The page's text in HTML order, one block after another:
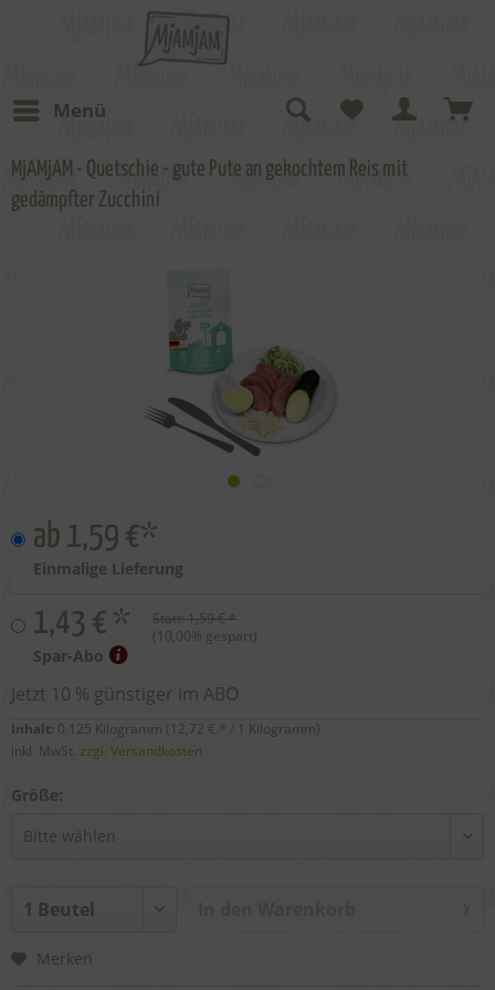
Menü
MjAMjAM - Quetschie - gute Pute an gekochtem Reis mit
gedämpfter Zucchini
ab 1,59 €*
Einmalige Lieferung
1,43 € * Statt:1,59 € *
(10,00% gespart)
Spar-Abo
Jetzt 10 % günstiger im ABO
Inhalt: 0.125 Kilogramm (12,72 € * / 1 Kilogramm)
inkl. MwSt. zzgl. Versandkosten
Größe:
Merken